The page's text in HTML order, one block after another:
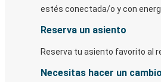
estés conectada/o y con
Reserva un asiento
Reserva tu asiento favorito al
Necesitas hacer un